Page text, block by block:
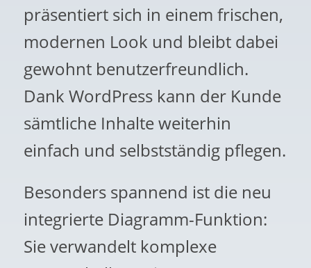
präsentiert sich in einem frischen,
modernen Look und bleibt dabei
gewohnt benutzerfreundlich.
Dank WordPress kann der Kunde
sämtliche Inhalte weiterhin
einfach und selbstständig pflegen.
Besonders spannend ist die neu
integrierte Diagramm-Funktion:
Sie verwandelt komplexe